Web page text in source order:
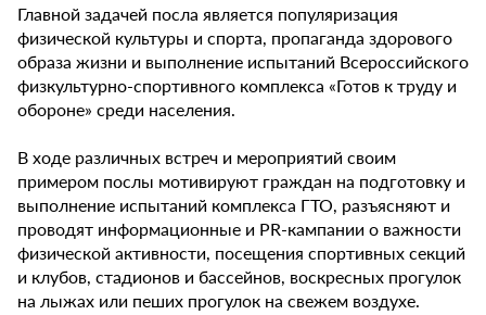
Главной задачей посла является популяризация
физической культуры и спорта, пропаганда здорового
образа жизни и выполнение испытаний Всероссийского
физкультурно-спортивного комплекса «Готов к труду и
обороне» среди населения.
В ходе различных встреч и мероприятий своим
примером послы мотивируют граждан на подготовку и
выполнение испытаний комплекса ГТО, разъясняют и
проводят информационные и PR-кампании о важности
физической активности, посещения спортивных секций
и клубов, стадионов и бассейнов, воскресных прогулок
на лыжах или пеших прогулок на свежем воздухе.